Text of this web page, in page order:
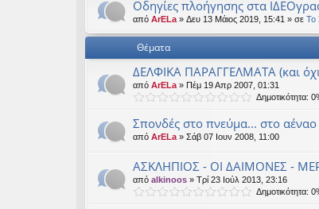
Οδηγίες πλοήγησης στα
από ArELa » Δευ 13 Μάιος 2019, 15:41 » σε Το
Θέματα
ΔΕΛΦΙΚΑ ΠΑΡΑΓΓΕΛΜΑΤΑ (και
από ArELa » Πέμ 19 Απρ 2007, 01:31
Δημοτικότητα:
Σπονδές στο πνεύμα... στο
από ArELa » Σάβ 07 Ιουν 2008, 11:00
ΑΣΚΛΗΠΙΟΣ - ΟΙ ΔΑΙΜΟΝΕΣ -
από alkinoos » Τρί 23 Ιούλ 2013, 23:16
Δημοτικότητα: